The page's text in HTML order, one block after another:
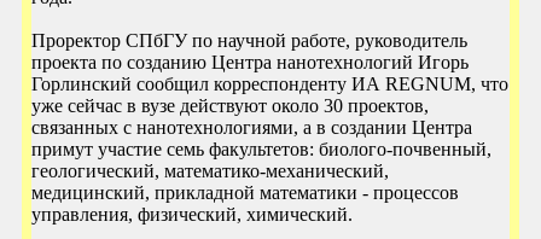
Проректор СПбГУ по научной работе, руководитель
проекта по созданию Центра нанотехнологий Игорь
Горлинский сообщил корреспонденту ИА REGNUM, что
уже сейчас в вузе действуют около 30 проектов,
связанных с нанотехнологиями, а в создании Центра
примут участие семь факультетов: биолого-почвенный,
геологический, математико-механический,
медицинский, прикладной математики - процессов
управления, физический, химический.